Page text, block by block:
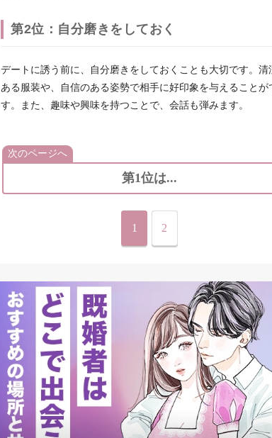
第2位：自分磨きをしておく
デートに誘う前に、自分磨きをしておくことも大切です。清
ある服装や、自信のある姿勢で相手に好印象を与えることが
す。また、趣味や興味を持つことで、会話も弾みます。
次のページへ
第1位は...
1 2